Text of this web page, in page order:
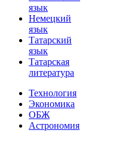
язык
Немецкий
язык
Татарский
язык
Татарская
литература
Технология
Экономика
ОБЖ
Астрономия